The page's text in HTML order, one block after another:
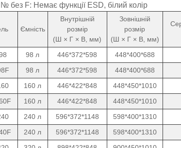
без F: Немає функції ESD, білий колір
Ємність
Внутрішній
розмір
(Ш × Г × В, мм)
Зовнішній
розмір
(Ш × Г × В, мм)
98 л 446*372*598 448*400*688
98 л 446*372*598 448*400*688
160 л 446*422*848 448*450*1010
160 л 446*422*848 448*450*1010
240 л 596*372*1148 598*400*1310
240 л 596*372*1148 598*400*1310